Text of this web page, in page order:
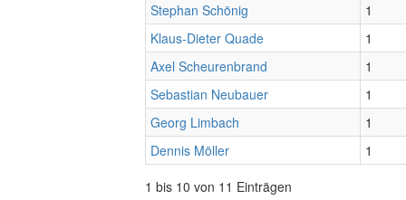
Stephan Schönig
1
Klaus-Dieter Quade
1
Axel Scheurenbrand
1
Sebastian Neubauer
1
Georg Limbach
1
Dennis Möller
1
1 bis 10 von 11 Einträgen